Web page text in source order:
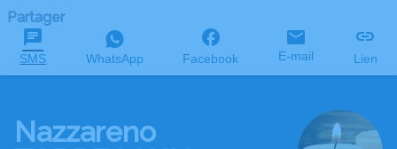
Partager
SMS WhatsApp Facebook E-mail Lien
Nazzareno